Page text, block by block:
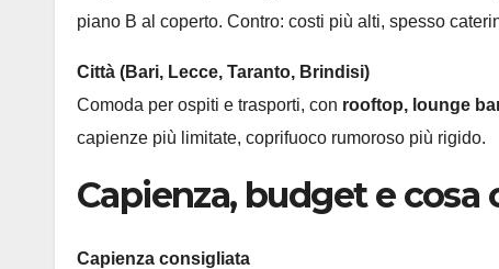
piano B al coperto. Contro: costi più alti, spesso
Città (Bari, Lecce, Taranto, Brindisi)
Comoda per ospiti e trasporti, con rooftop, lounge
capienze più limitate, coprifuoco rumoroso più rigido.
Capienza, budget e
Capienza consigliata